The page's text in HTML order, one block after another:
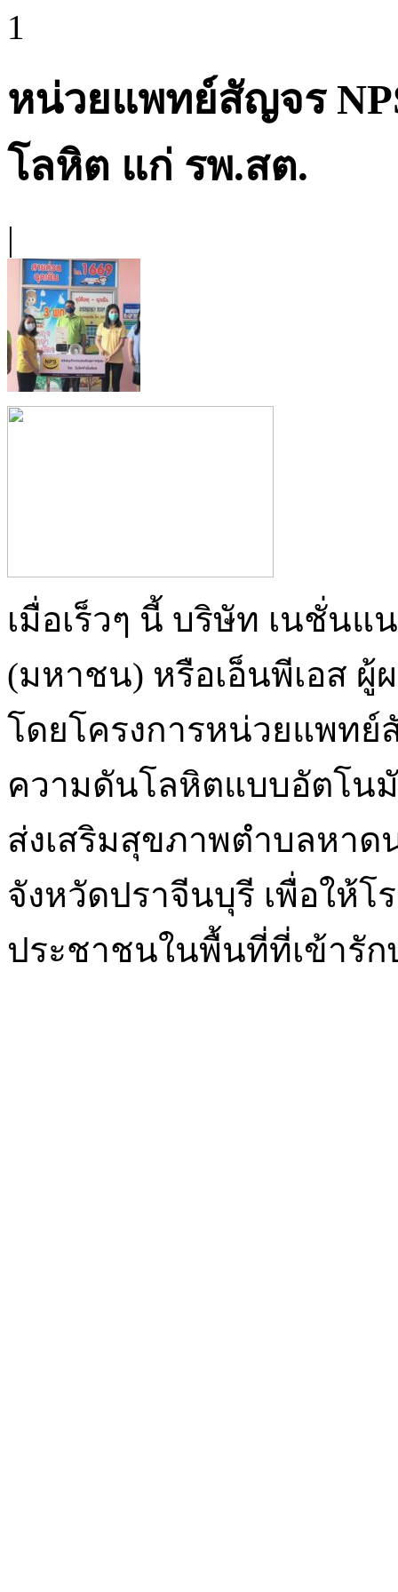
1
หน่วยแพทย์สัญจร
โลหิต แก่ รพ.สต.
|
เมื่อเร็วๆ นี้ บริษัท เนชั่นแ
(มหาชน) หรือเอ็นพีเอส
โดยโครงการหน่วยแพทย์
ความดันโลหิตแบบอัตโน
ส่งเสริมสุขภาพตำบลหาด
จังหวัดปราจีนบุรี เพื่อให้
ประชาชนในพื้นที่ที่เข้ารัก